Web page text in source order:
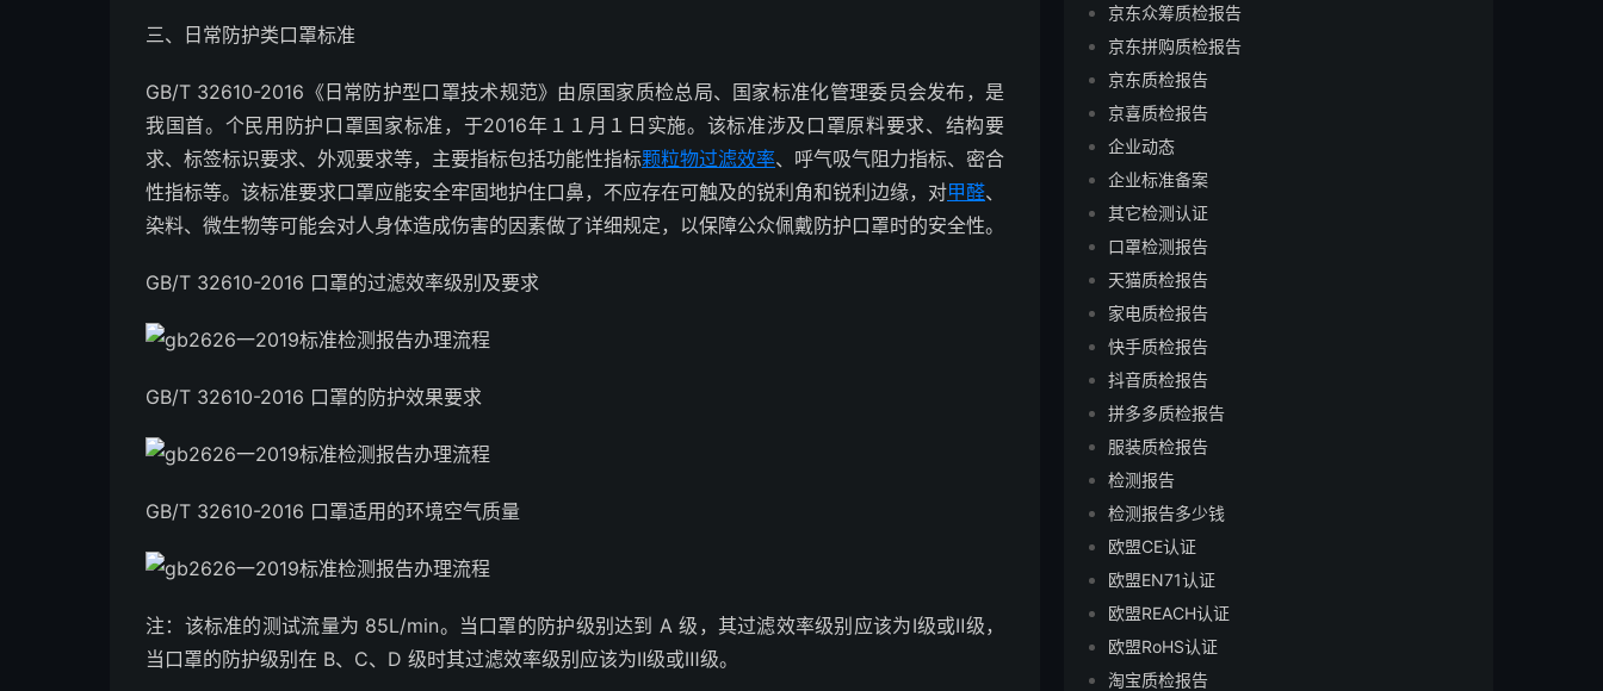
三、日常防护类口罩标准
GB/T 32610-2016《日常防护型口罩技术规范》由原国家质检总局、国家标准化管理委员会发布，是
我国首。个民用防护口罩国家标准，于2016年１１月１日实施。该标准涉及口罩原料要求、结构要
求、标签标识要求、外观要求等，主要指标包括功能性指标颗粒物过滤效率、呼气吸气阻力指标、密合
性指标等。该标准要求口罩应能安全牢固地护住口鼻，不应存在可触及的锐利角和锐利边缘，对甲醛、
染料、微生物等可能会对人身体造成伤害的因素做了详细规定，以保障公众佩戴防护口罩时的安全性。
GB/T 32610-2016 口罩的过滤效率级别及要求
GB/T 32610-2016 口罩的防护效果要求
GB/T 32610-2016 口罩适用的环境空气质量
注：该标准的测试流量为 85L/min。当口罩的防护级别达到 A 级，其过滤效率级别应该为Ⅰ级或Ⅱ级，
当口罩的防护级别在 B、C、D 级时其过滤效率级别应该为Ⅱ级或Ⅲ级。
京东众筹质检报告
京东拼购质检报告
京东质检报告
京喜质检报告
企业动态
企业标准备案
其它检测认证
口罩检测报告
天猫质检报告
家电质检报告
快手质检报告
抖音质检报告
拼多多质检报告
服装质检报告
检测报告
检测报告多少钱
欧盟CE认证
欧盟EN71认证
欧盟REACH认证
欧盟RoHS认证
淘宝质检报告